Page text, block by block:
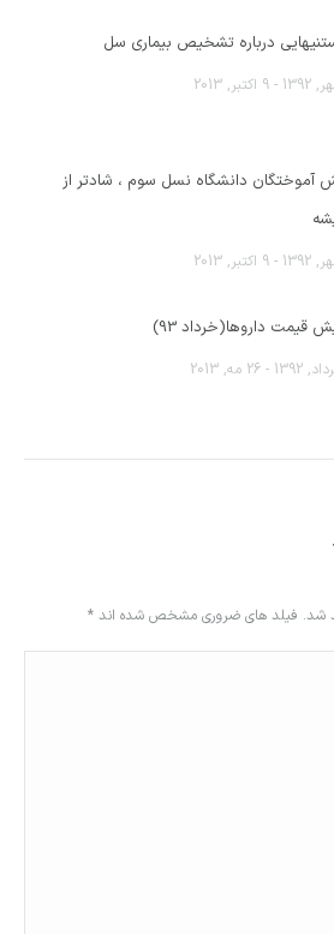
درباره تشخیص بیماری سل
آموختگان دانشگاه نسل سوم ، شادتر از
قیمت داروها(خرداد 93)
شد. فیلد های ضروری مشخص شده اند *